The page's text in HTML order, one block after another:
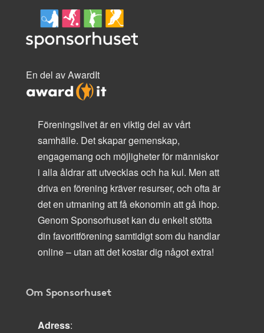
En del av AwardIt
Föreningslivet är en viktig del av vårt
samhälle. Det skapar gemenskap,
engagemang och möjligheter för människor
i alla åldrar att utvecklas och ha kul. Men att
driva en förening kräver resurser, och ofta är
det en utmaning att få ekonomin att gå ihop.
Genom Sponsorhuset kan du enkelt stötta
din favoritförening samtidigt som du handlar
online – utan att det kostar dig något extra!
Om Sponsorhuset
Adress: